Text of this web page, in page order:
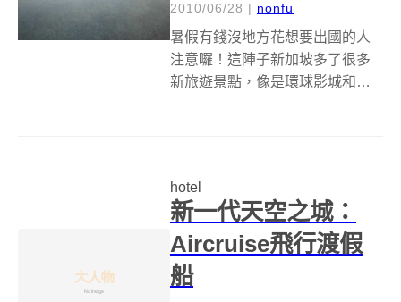
2010/06/28 | nonfu
暑假有錢沒地方花想要出國的人
注意囉！這陣子新加坡多了很多
新旅遊景點，像是環球影城和金
新加坡市中心的精華地段，...
hotel
新一代天空之城：
Aircruise飛行渡假
船